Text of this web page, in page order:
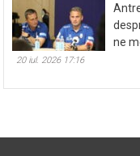
ne
20 iul. 2026 17:16